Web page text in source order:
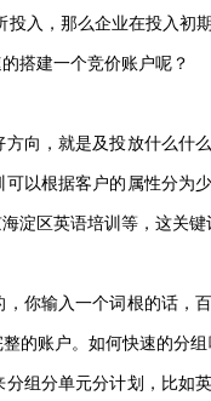
入，那么企业在投入初
搭建一个竞价账户呢？
，就是及投放什么什
以根据客户的属性分为
淀区英语培训等，这关键
输入一个词根的话，
的账户。如何快速的分
组分单元分计划，比如